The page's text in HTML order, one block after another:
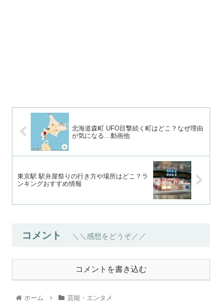
北海道森町 UFO目撃続く町はどこ？なぜ理由
が気になる…動画他
東京駅 駅弁屋祭りの行き方や場所はどこ？ラ
ンキングおすすめ情報
コメント ＼＼感想をどうぞ／／
コメントを書き込む
ホーム 芸能・エンタメ